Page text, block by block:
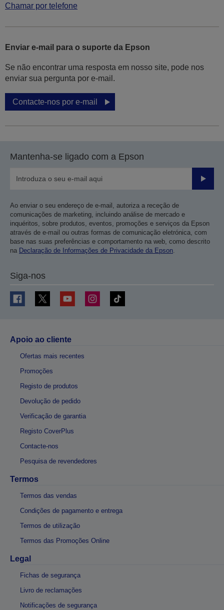
Chamar por telefone
Enviar e-mail para o suporte da Epson
Se não encontrar uma resposta em nosso site, pode nos
enviar sua pergunta por e-mail.
Contacte-nos por e-mail
Mantenha-se ligado com a Epson
Enviar
Ao enviar o seu endereço de e-mail, autoriza a receção de
comunicações de marketing, incluindo análise de mercado e
inquéritos, sobre produtos, eventos, promoções e serviços da Epson
através de e-mail ou outras formas de comunicação eletrónica, com
base nas suas preferências e comportamento na web, como descrito
na Declaração de Informações de Privacidade da Epson.
Siga-nos
Apoio ao cliente
Ofertas mais recentes
Promoções
Registo de produtos
Devolução de pedido
Verificação de garantia
Registo CoverPlus
Contacte-nos
Pesquisa de revendedores
Termos
Termos das vendas
Condições de pagamento e entrega
Termos de utilização
Termos das Promoções Online
Legal
Fichas de segurança
Livro de reclamações
Notificações de segurança